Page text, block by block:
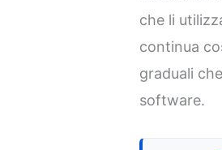
che li
continua
graduali
software.